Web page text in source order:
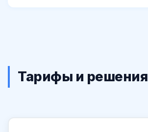
Тарифы и решения